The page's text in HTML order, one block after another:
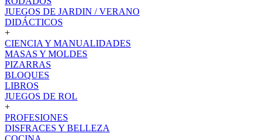
JUEGOS DE JARDIN / VERANO
DIDÁCTICOS
+
CIENCIA Y MANUALIDADES
MASAS Y MOLDES
PIZARRAS
BLOQUES
LIBROS
JUEGOS DE ROL
+
PROFESIONES
DISFRACES Y BELLEZA